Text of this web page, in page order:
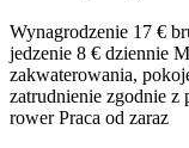
Wynagrodzenie 17 €
jedzenie 8 € dziennie
zakwaterowania,
zatrudnienie zgodnie
rower Praca od zaraz